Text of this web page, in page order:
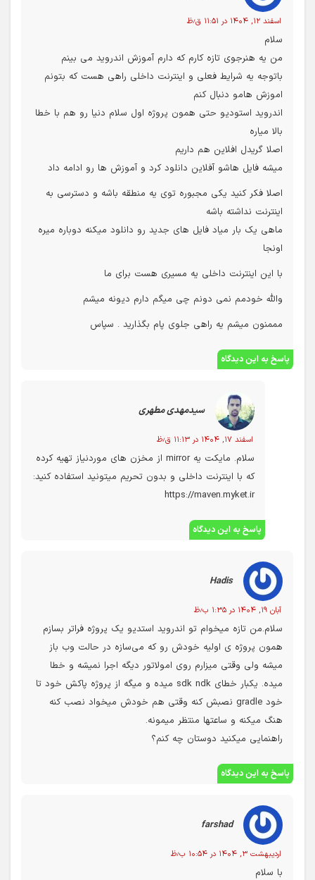
اسفند ۱۲, ۱۴۰۴ در ۱۱:۵۱ ق٫ظ
سلام
من یه هنرجوی تازه کارم که دارم آموزش اندروید می بینم
باتوجه یه شرایط فعلی و اینترنت داخلی راهی هست که بتونم
اموزش هامو دنبال کنم
اندروید استودیو حتی همون پروژه اول سلام دنیا رو هم با خطا
بالا میاره
اصلا گریدل افلاین هم داریم
میشه فایل هاشو آفلاین دانلود کرد و آموزش ها رو ادامه داد
اصلا فکر کنید یکی مجبوره توی یه منطقه باشه و دسترسی به
اینترنت نداشته باشه
ماهی یک بار میاد فایل های جدید رو دانلود میکنه دوباره میره
اونجا
با این اینترنت داخلی یه مسیری هست برای ما
والله خودمم نمی دونم چی میگم دارم دیونه میشم
مممنون میشم یه راهی جلوی پام بگذارید . سپاس
پاسخ به این دیدگاه
سیدمهدی مطهری
اسفند ۱۷, ۱۴۰۴ در ۱۱:۱۳ ق٫ظ
سلام. مایکت یه mirror از مخزن های موردنیاز تهیه کرده
که با اینترنت داخلی و بدون تحریم میتونید استفاده کنید:
https://maven.myket.ir
پاسخ به این دیدگاه
Hadis
آبان ۱۹, ۱۴۰۴ در ۱:۳۵ ب٫ظ
سلام.من تازه میخوام تو اندروید استدیو یک پروژه فراتر بسازم
همون پروژه ی اولیه خودش رو که می‌سازه در حالت وب باز
میشه ولی وقتی میزارم روی امولاتور دیگه اجرا نمیشه و خطا
میده. یکبار خطای sdk ndk میده و میگه از پروژه پاکش خود تا
خود gradle نصبش کنه وقتی هم خودش میخواد نصب کنه
هنگ میکنه و ساعتها منتظر میمونه.
راهنمایی میکنید دوستان چه کنم؟
پاسخ به این دیدگاه
farshad
اردیبهشت ۳, ۱۴۰۴ در ۱۰:۵۴ ب٫ظ
با سلام